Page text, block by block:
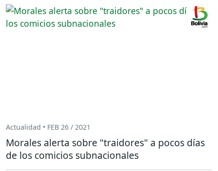
Actualidad • FEB 26 / 2021
Morales alerta sobre "traidores" a pocos días
de los comicios subnacionales